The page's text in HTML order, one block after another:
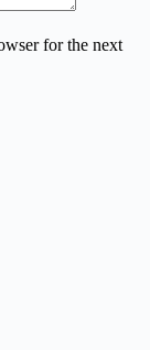
for the next